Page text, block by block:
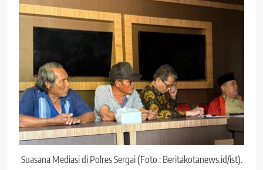
Suasana Mediasi di Polres Sergai (Foto : Beritakotanews.id/ist).